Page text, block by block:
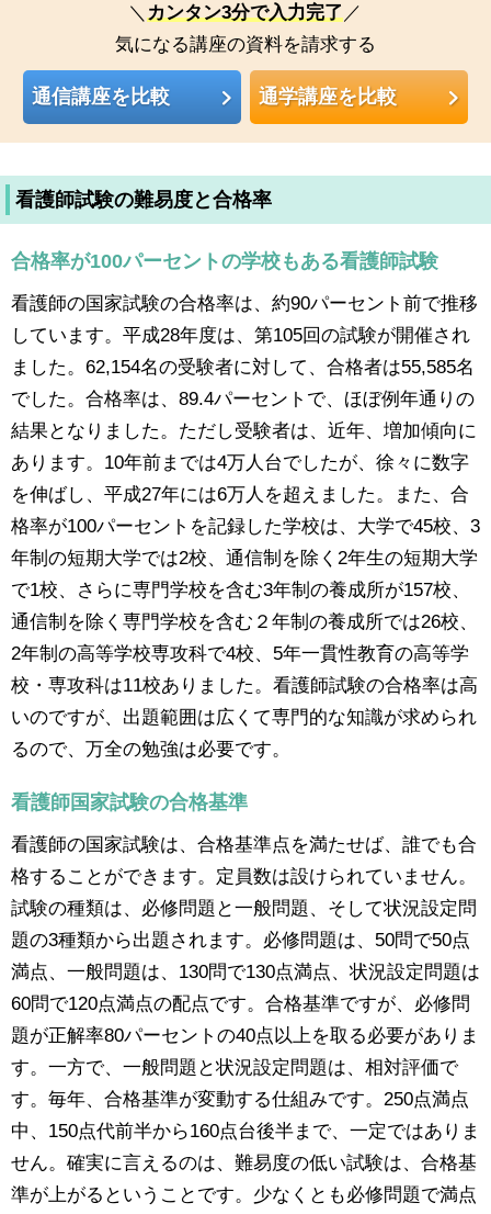
＼ カンタン3分で入力完了 ／
気になる講座の資料を請求する
通信講座を比較 通学講座を比較
看護師試験の難易度と合格率
合格率が100パーセントの学校もある看護師試験
看護師の国家試験の合格率は、約90パーセント前で推移
しています。平成28年度は、第105回の試験が開催され
ました。62,154名の受験者に対して、合格者は55,585名
でした。合格率は、89.4パーセントで、ほぼ例年通りの
結果となりました。ただし受験者は、近年、増加傾向に
あります。10年前までは4万人台でしたが、徐々に数字
を伸ばし、平成27年には6万人を超えました。また、合
格率が100パーセントを記録した学校は、大学で45校、3
年制の短期大学では2校、通信制を除く2年生の短期大学
で1校、さらに専門学校を含む3年制の養成所が157校、
通信制を除く専門学校を含む２年制の養成所では26校、
2年制の高等学校専攻科で4校、5年一貫性教育の高等学
校・専攻科は11校ありました。看護師試験の合格率は高
いのですが、出題範囲は広くて専門的な知識が求められ
るので、万全の勉強は必要です。
看護師国家試験の合格基準
看護師の国家試験は、合格基準点を満たせば、誰でも合
格することができます。定員数は設けられていません。
試験の種類は、必修問題と一般問題、そして状況設定問
題の3種類から出題されます。必修問題は、50問で50点
満点、一般問題は、130問で130点満点、状況設定問題は
60問で120点満点の配点です。合格基準ですが、必修問
題が正解率80パーセントの40点以上を取る必要がありま
す。一方で、一般問題と状況設定問題は、相対評価で
す。毎年、合格基準が変動する仕組みです。250点満点
中、150点代前半から160点台後半まで、一定ではありま
せん。確実に言えるのは、難易度の低い試験は、合格基
準が上がるということです。少なくとも必修問題で満点